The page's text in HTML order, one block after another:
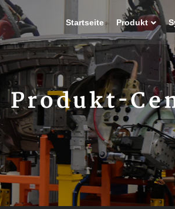
Startseite Produkt
Produkt-